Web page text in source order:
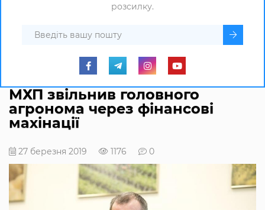
розсилку.
МХП звільнив головного
агронома через фінансові
махінації
27 березня 2019 1176 0